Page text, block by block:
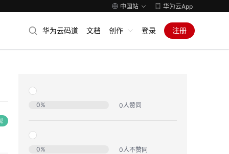
中国站 华为云App
华为云码道 文档 创作 登录 注册
0% 0人赞同
0% 0人不赞同